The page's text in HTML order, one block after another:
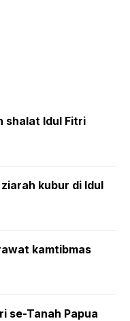
shalat Idul Fitri
kubur di Idul
kamtibmas
se-Tanah Papua